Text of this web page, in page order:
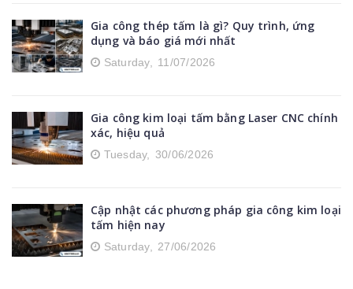
Phụ kiện nhôm định hình
Máng nước inox
Kệ inox
Băng tải nhôm định hình
Gia công thép tấm là gì? Quy trình, ứng
dụng và báo giá mới nhất
Saturday, 11/07/2026
Gia công kim loại tấm bằng Laser CNC chính
xác, hiệu quả
Tuesday, 30/06/2026
Cập nhật các phương pháp gia công kim loại
tấm hiện nay
Saturday, 27/06/2026